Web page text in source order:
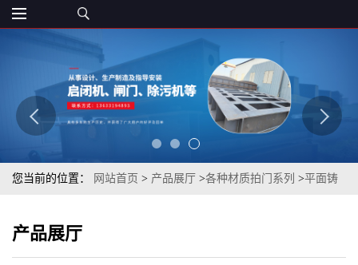
您当前的位置： 网站首页 > 产品展厅 >各种材质拍门系列 >平面铸
产品展厅